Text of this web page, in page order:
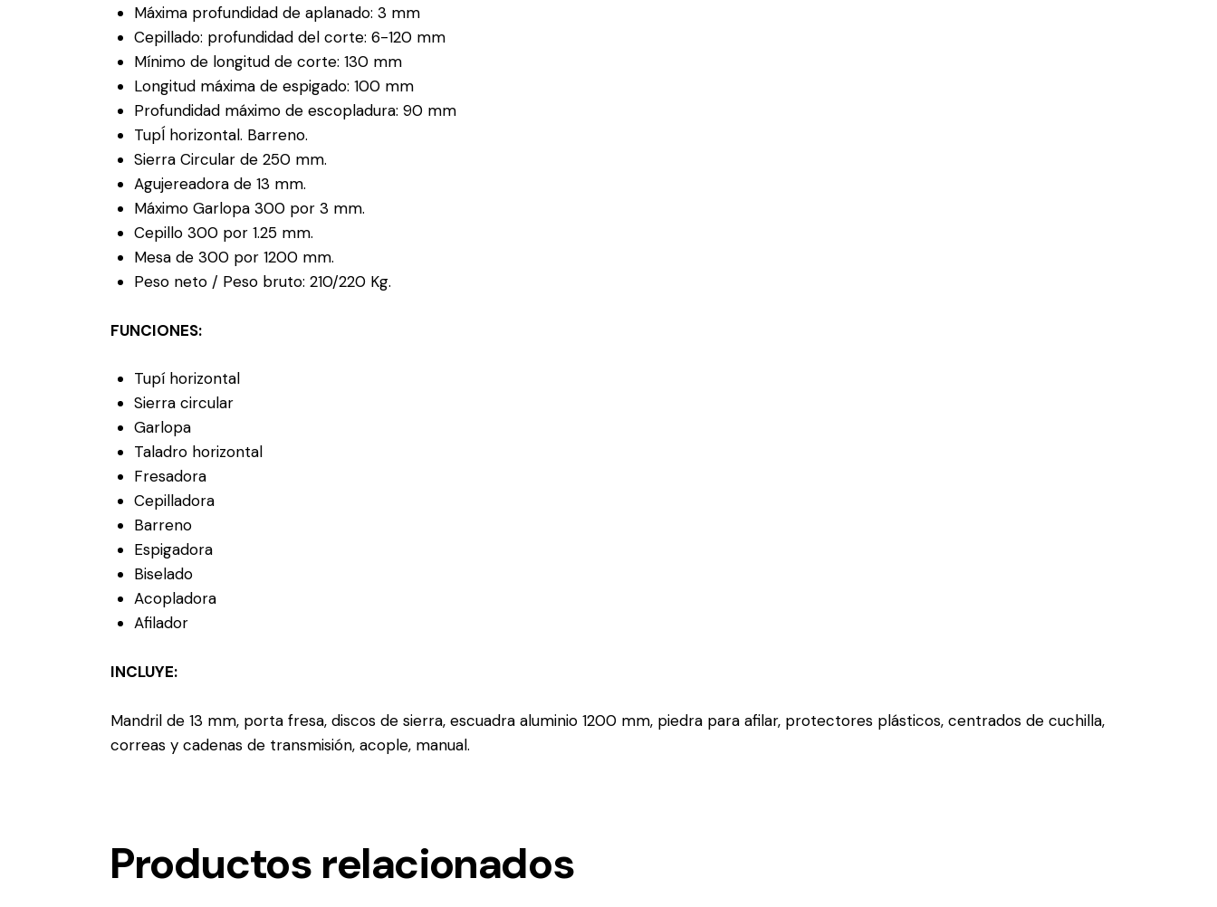
Máxima profundidad de aplanado: 3 mm
Cepillado: profundidad del corte: 6-120 mm
Mínimo de longitud de corte: 130 mm
Longitud máxima de espigado: 100 mm
Profundidad máximo de escopladura: 90 mm
TupÍ horizontal. Barreno.
Sierra Circular de 250 mm.
Agujereadora de 13 mm.
Máximo Garlopa 300 por 3 mm.
Cepillo 300 por 1.25 mm.
Mesa de 300 por 1200 mm.
Peso neto / Peso bruto: 210/220 Kg.
FUNCIONES:
Tupí horizontal
Sierra circular
Garlopa
Taladro horizontal
Fresadora
Cepilladora
Barreno
Espigadora
Biselado
Acopladora
Afilador
INCLUYE:
Mandril de 13 mm, porta fresa, discos de sierra, escuadra aluminio 1200 mm, piedra para afilar, protectores plásticos, centrados de cuchilla,
correas y cadenas de transmisión, acople, manual.
Productos relacionados